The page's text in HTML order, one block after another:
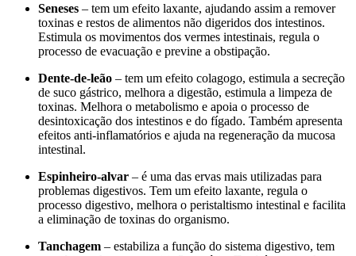
Seneses – tem um efeito laxante, ajudando assim a remover
toxinas e restos de alimentos não digeridos dos intestinos.
Estimula os movimentos dos vermes intestinais, regula o
processo de evacuação e previne a obstipação.
Dente-de-leão – tem um efeito colagogo, estimula a secreção
de suco gástrico, melhora a digestão, estimula a limpeza de
toxinas. Melhora o metabolismo e apoia o processo de
desintoxicação dos intestinos e do fígado. Também apresenta
efeitos anti-inflamatórios e ajuda na regeneração da mucosa
intestinal.
Espinheiro-alvar – é uma das ervas mais utilizadas para
problemas digestivos. Tem um efeito laxante, regula o
processo digestivo, melhora o peristaltismo intestinal e facilita
a eliminação de toxinas do organismo.
Tanchagem – estabiliza a função do sistema digestivo, tem